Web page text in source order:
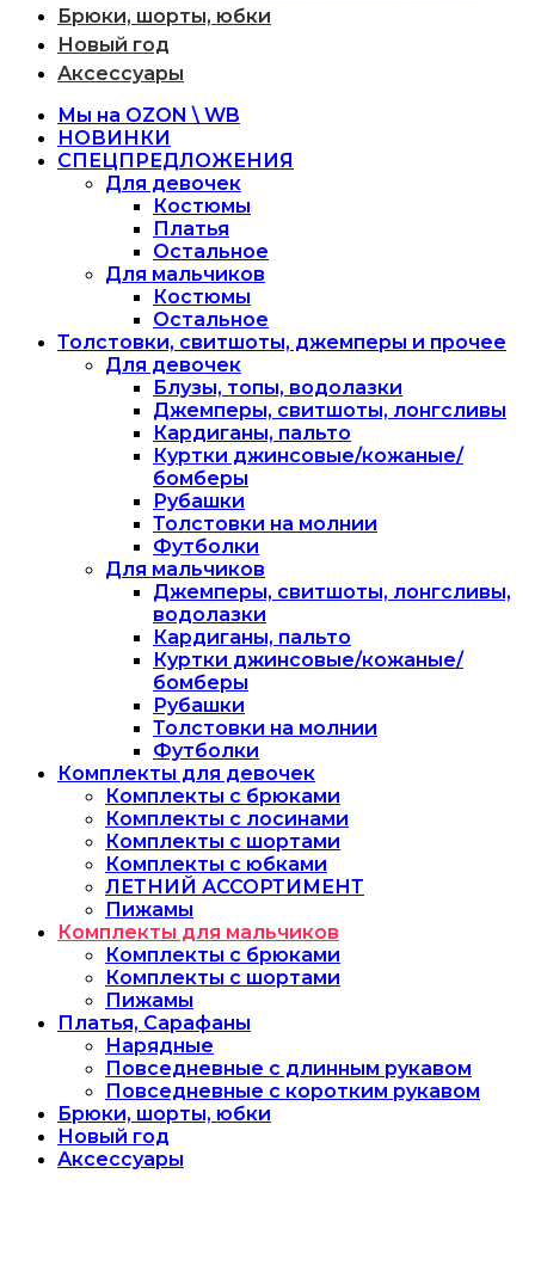
Брюки, шорты, юбки
Новый год
Аксессуары
Мы на OZON \ WB
НОВИНКИ
СПЕЦПРЕДЛОЖЕНИЯ
Для девочек
Костюмы
Платья
Остальное
Для мальчиков
Костюмы
Остальное
Толстовки, свитшоты, джемперы и прочее
Для девочек
Блузы, топы, водолазки
Джемперы, свитшоты, лонгсливы
Кардиганы, пальто
Куртки джинсовые/кожаные/
бомберы
Рубашки
Толстовки на молнии
Футболки
Для мальчиков
Джемперы, свитшоты, лонгсливы,
водолазки
Кардиганы, пальто
Куртки джинсовые/кожаные/
бомберы
Рубашки
Толстовки на молнии
Футболки
Комплекты для девочек
Комплекты с брюками
Комплекты с лосинами
Комплекты с шортами
Комплекты с юбками
ЛЕТНИЙ АССОРТИМЕНТ
Пижамы
Комплекты для мальчиков
Комплекты с брюками
Комплекты с шортами
Пижамы
Платья, Сарафаны
Нарядные
Повседневные с длинным рукавом
Повседневные с коротким рукавом
Брюки, шорты, юбки
Новый год
Аксессуары